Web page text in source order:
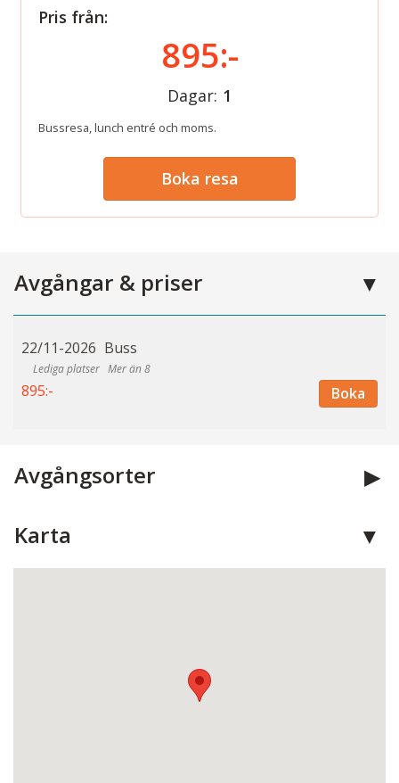
Pris från:
895:-
Dagar: 1
Bussresa, lunch entré och moms.
Boka resa
Avgångar & priser
22/11-2026 Buss
Mer än 8
895:- Boka
Avgångsorter
Karta